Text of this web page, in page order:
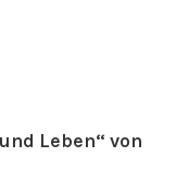
Leben“ von